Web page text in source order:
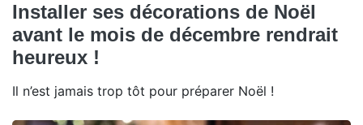
Installer ses décorations de Noël
avant le mois de décembre rendrait
heureux !
Il n’est jamais trop tôt pour préparer Noël !